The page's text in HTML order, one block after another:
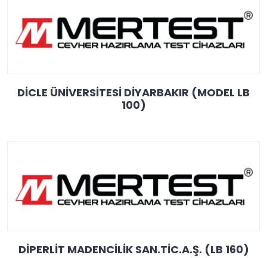
DİCLE ÜNİVERSİTESİ DİYARBAKIR (MODEL LB
100)
DİPERLİT MADENCİLİK SAN.TİC.A.Ş. (LB 160)